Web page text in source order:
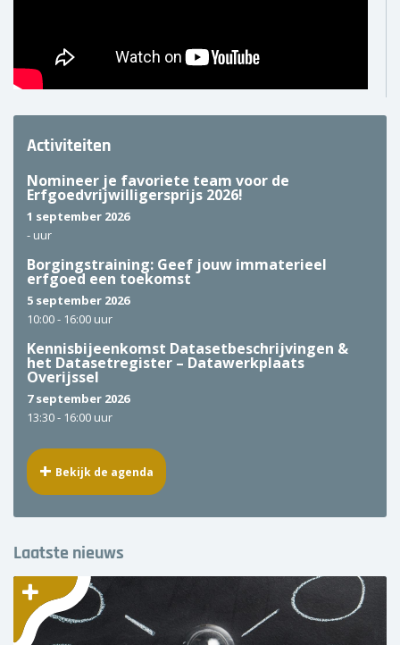
Activiteiten
Nomineer je favoriete team voor de
Erfgoedvrijwilligersprijs 2026!
1 september 2026
- uur
Borgingstraining: Geef jouw immaterieel
erfgoed een toekomst
5 september 2026
10:00 - 16:00 uur
Kennisbijeenkomst Datasetbeschrijvingen &
het Datasetregister – Datawerkplaats
Overijssel
7 september 2026
13:30 - 16:00 uur
Bekijk de agenda
Laatste nieuws